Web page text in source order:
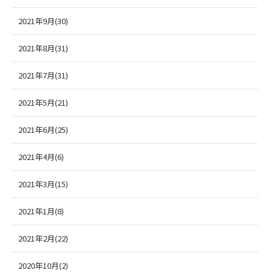
2021年9月(30)
2021年8月(31)
2021年7月(31)
2021年5月(21)
2021年6月(25)
2021年4月(6)
2021年3月(15)
2021年1月(8)
2021年2月(22)
2020年10月(2)